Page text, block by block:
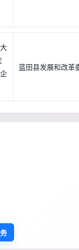
蓝田县发展和改革